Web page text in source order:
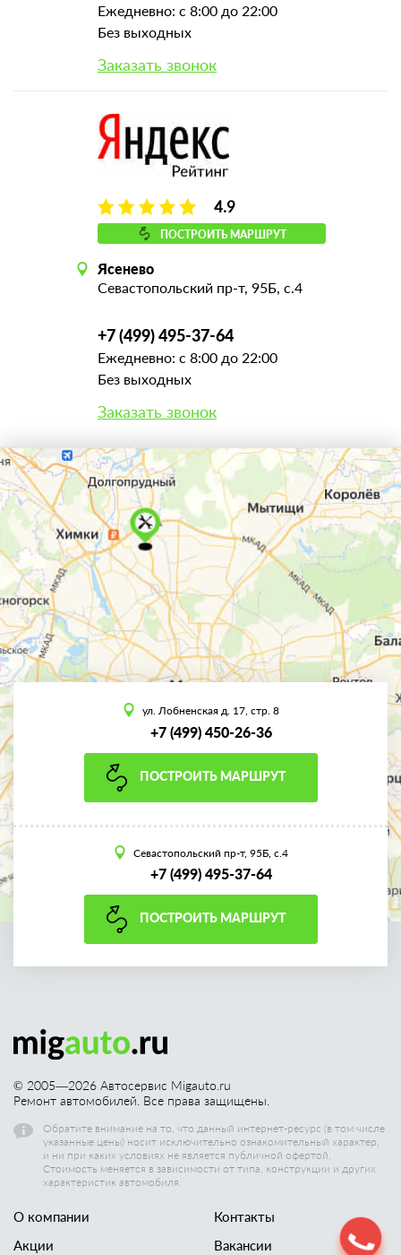
Ежедневно: с 8:00 до 22:00
Без выходных
Заказать звонок
4.9
ПОСТРОИТЬ МАРШРУТ
Ясенево
Севастопольский пр-т, 95Б, с.4
+7 (499) 495-37-64
Ежедневно: с 8:00 до 22:00
Без выходных
Заказать звонок
ул. Лобненская д. 17, стр. 8
+7 (499) 450-26-36
ПОСТРОИТЬ МАРШРУТ
Севастопольский пр-т, 95Б, с.4
+7 (499) 495-37-64
ПОСТРОИТЬ МАРШРУТ
© 2005—2026 Автосервис Migauto.ru
Ремонт автомобилей. Все права защищены.
Обратите внимание на то, что данный интернет-ресурс (в том числе
указанные цены) носит исключительно ознакомительный характер,
и ни при каких условиях не является публичной офертой.
Стоимость меняется в зависимости от типа, конструкции и других
характеристик автомобиля.
О компании
Акции
Контакты
Вакансии